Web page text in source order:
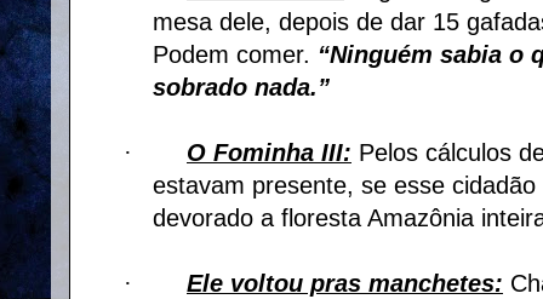
mesa dele, depois de dar 15
Podem comer. “Ninguém sabia o
sobrado nada.”
· O Fominha III: Pelos cálculos
estavam presente, se esse
devorado a floresta Amazônia
· Ele voltou pras manchetes: